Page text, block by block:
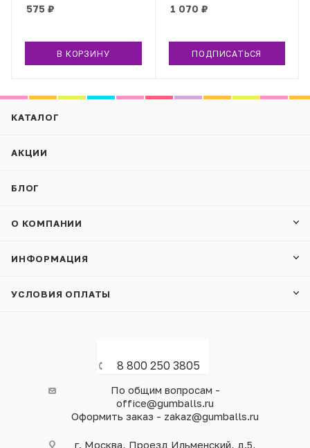
575 ₽
В КОРЗИНУ
1 070 ₽
ПОДПИСАТЬСЯ
КАТАЛОГ
АКЦИИ
БЛОГ
О КОМПАНИИ
ИНФОРМАЦИЯ
УСЛОВИЯ ОПЛАТЫ
8 800 250 3805
По общим вопросам -
office@gumballs.ru
Оформить заказ - zakaz@gumballs.ru
г. Москва, Проезд Ильменский, д.5,